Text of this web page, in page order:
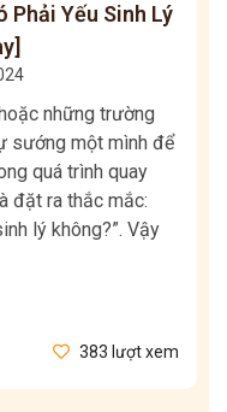
Phải Yếu Sinh Lý
những trường
sướng một mình để
quá trình quay
đặt ra thắc mắc:
lý không?”. Vậy
383 lượt xem